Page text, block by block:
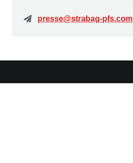
presse@strabag-pfs.com